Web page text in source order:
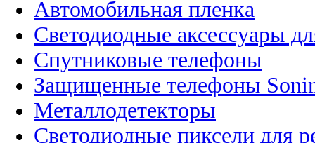
Автомобильная пленка
Светодиодные аксессуары
Спутниковые телефоны
Защищенные телефоны
Металлодетекторы
Светодиодные пиксели для